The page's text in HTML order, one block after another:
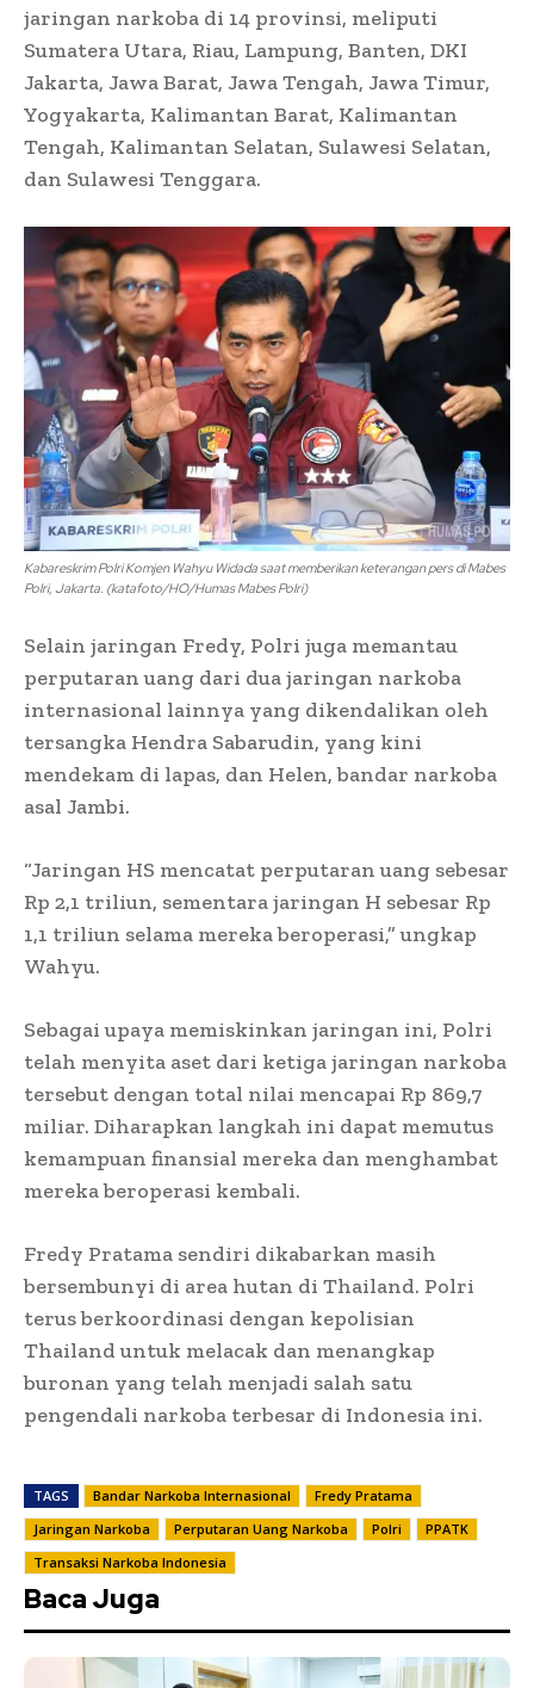
jaringan narkoba di 14 provinsi, meliputi
Sumatera Utara, Riau, Lampung, Banten, DKI
Jakarta, Jawa Barat, Jawa Tengah, Jawa Timur,
Yogyakarta, Kalimantan Barat, Kalimantan
Tengah, Kalimantan Selatan, Sulawesi Selatan,
dan Sulawesi Tenggara.
Kabareskrim Polri Komjen Wahyu Widada saat memberikan keterangan pers di Mabes
Polri, Jakarta. (katafoto/HO/Humas Mabes Polri)
Selain jaringan Fredy, Polri juga memantau
perputaran uang dari dua jaringan narkoba
internasional lainnya yang dikendalikan oleh
tersangka Hendra Sabarudin, yang kini
mendekam di lapas, dan Helen, bandar narkoba
asal Jambi.
“Jaringan HS mencatat perputaran uang sebesar
Rp 2,1 triliun, sementara jaringan H sebesar Rp
1,1 triliun selama mereka beroperasi,” ungkap
Wahyu.
Sebagai upaya memiskinkan jaringan ini, Polri
telah menyita aset dari ketiga jaringan narkoba
tersebut dengan total nilai mencapai Rp 869,7
miliar. Diharapkan langkah ini dapat memutus
kemampuan finansial mereka dan menghambat
mereka beroperasi kembali.
Fredy Pratama sendiri dikabarkan masih
bersembunyi di area hutan di Thailand. Polri
terus berkoordinasi dengan kepolisian
Thailand untuk melacak dan menangkap
buronan yang telah menjadi salah satu
pengendali narkoba terbesar di Indonesia ini.
TAGS Bandar Narkoba Internasional
Fredy Pratama
Jaringan Narkoba
Perputaran Uang Narkoba Polri
PPATK
Transaksi Narkoba Indonesia
Baca Juga